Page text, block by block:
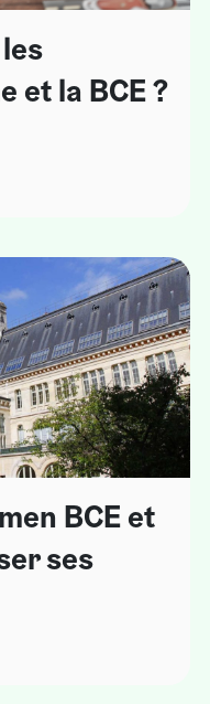
et la BCE ?
BCE et
ses